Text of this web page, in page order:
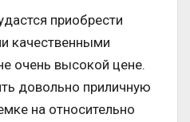
приобрести
качественными
очень высокой цене.
довольно приличную
на относительно